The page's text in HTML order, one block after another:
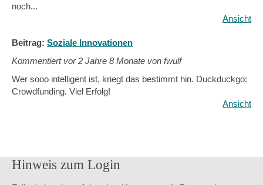
noch...
Ansicht
Beitrag: Soziale Innovationen
Kommentiert vor2 Jahre 8 Monate von fwulf
Wer sooo intelligent ist, kriegt das bestimmt hin. Duckduckgo:
Crowdfunding. Viel Erfolg!
Ansicht
Hinweis zum Login